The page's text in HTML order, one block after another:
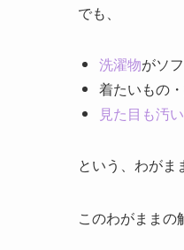
でも、
洗濯物がソ
着たいもの
見た目も汚い
という、わがま
このわがままの